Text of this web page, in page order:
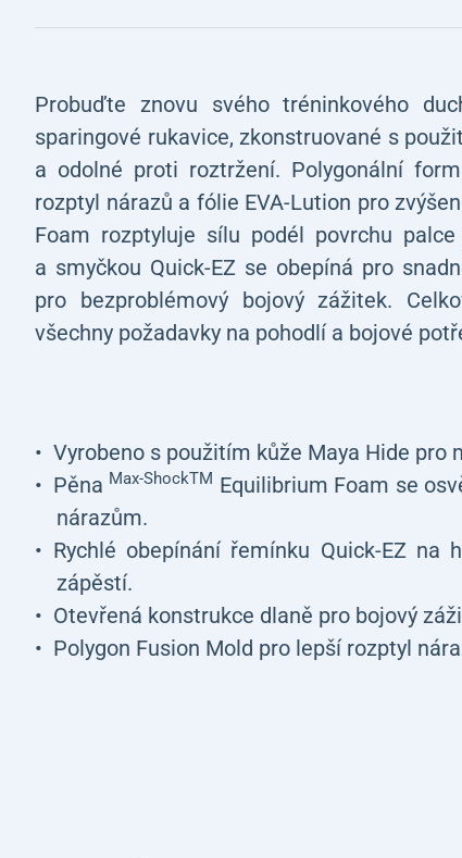
Probuďte znovu svého tréninkového
sparingové rukavice, zkonstruované s
a odolné proti roztržení. Polygonální
rozptyl nárazů a fólie EVA-Lution pro
Foam rozptyluje sílu podél povrchu
a smyčkou Quick-EZ se obepíná pro
pro bezproblémový bojový zážitek.
všechny požadavky na pohodlí a bojové
Vyrobeno s použitím kůže Maya Hide
Pěna Max-ShockTM Equilibrium Foam se
nárazům.
Rychlé obepínání řemínku Quick-EZ na
zápěstí.
Otevřená konstrukce dlaně pro bojový
Polygon Fusion Mold pro lepší rozptyl